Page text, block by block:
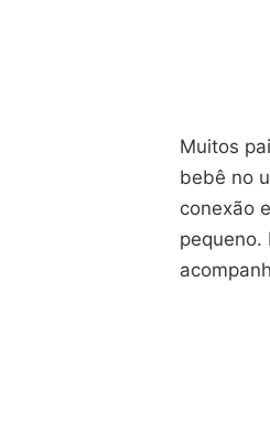
Muitos
bebê no
conexão
pequeno.